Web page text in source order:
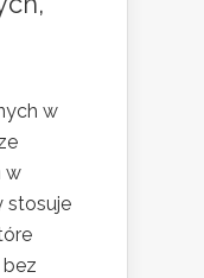
w
w
stosuje
bez